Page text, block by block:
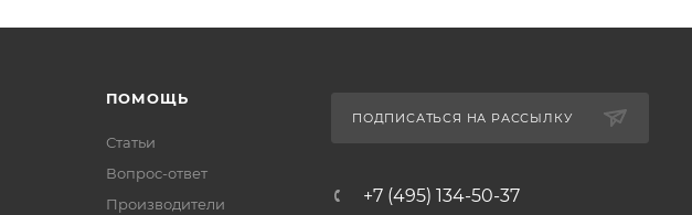
ПОМОЩЬ
Статьи
Вопрос-ответ
Производители
ПОДПИСАТЬСЯ НА РАССЫЛКУ
+7 (495) 134-50-37